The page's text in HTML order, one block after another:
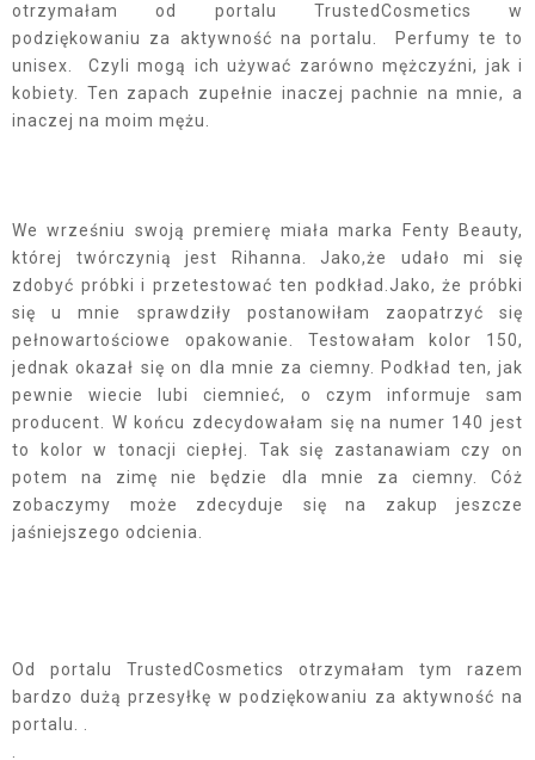
otrzymałam od portalu TrustedCosmetics w
podziękowaniu za aktywność na portalu. Perfumy te to
unisex. Czyli mogą ich używać zarówno mężczyźni, jak i
kobiety. Ten zapach zupełnie inaczej pachnie na mnie, a
inaczej na moim mężu.
We wrześniu swoją premierę miała marka Fenty Beauty,
której twórczynią jest Rihanna. Jako,że udało mi się
zdobyć próbki i przetestować ten podkład.Jako, że próbki
się u mnie sprawdziły postanowiłam zaopatrzyć się
pełnowartościowe opakowanie. Testowałam kolor 150,
jednak okazał się on dla mnie za ciemny. Podkład ten, jak
pewnie wiecie lubi ciemnieć, o czym informuje sam
producent. W końcu zdecydowałam się na numer 140 jest
to kolor w tonacji ciepłej. Tak się zastanawiam czy on
potem na zimę nie będzie dla mnie za ciemny. Cóż
zobaczymy może zdecyduje się na zakup jeszcze
jaśniejszego odcienia.
Od portalu TrustedCosmetics otrzymałam tym razem
bardzo dużą przesyłkę w podziękowaniu za aktywność na
portalu. .